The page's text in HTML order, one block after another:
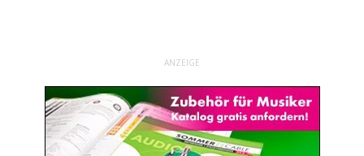
ANZEIGE